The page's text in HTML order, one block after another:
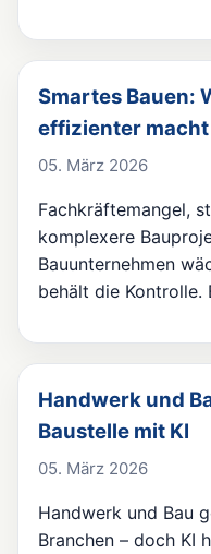
Smartes Bauen:
effizienter macht
05. März 2026
Fachkräftemangel,
komplexere
Bauunternehmen
behält die Kontrolle.
Handwerk und
Baustelle mit KI
05. März 2026
Handwerk und Bau
Branchen – doch KI